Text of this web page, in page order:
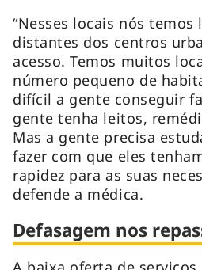
“Nesses locais nós temos
distantes dos centros
acesso. Temos muitos
número pequeno de
difícil a gente conseguir
gente tenha leitos,
Mas a gente precisa
fazer com que eles
rapidez para as suas
defende a médica.
Defasagem nos